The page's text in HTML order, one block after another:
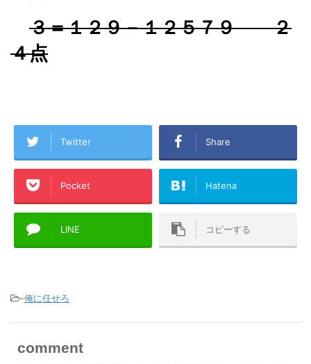
３＝１２９－１２５７９ ２
４点
Twitter Share
Pocket Hatena
LINE コピーする
-俺に任せろ
comment